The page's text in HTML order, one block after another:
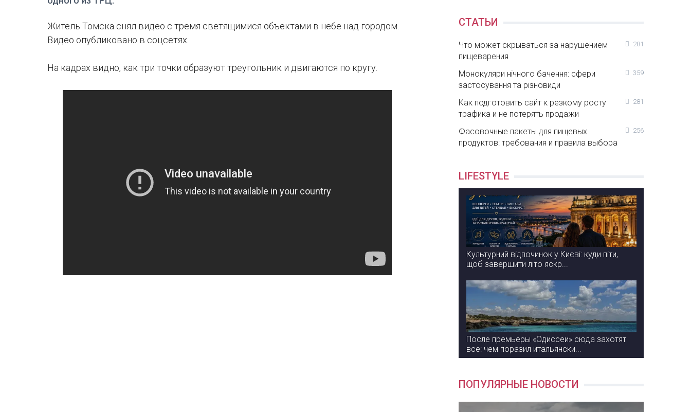
Житель Томска снял видео с тремя светящимися объектами в небе над городом.
Видео опубликовано в соцсетях.
На кадрах видно, как три точки образуют треугольник и двигаются по кругу.
СТАТЬИ
Что может скрываться за нарушением
пищеварения
281
Монокуляри нічного бачення: сфери
застосування та різновиди
359
Как подготовить сайт к резкому росту
трафика и не потерять продажи
281
Фасовочные пакеты для пищевых
продуктов: требования и правила выбора
256
LIFESTYLE
Культурний відпочинок у Києві: куди піти,
щоб завершити літо яскр...
После премьеры «Одиссеи» сюда захотят
все: чем поразил итальянски...
ПОПУЛЯРНЫЕ НОВОСТИ